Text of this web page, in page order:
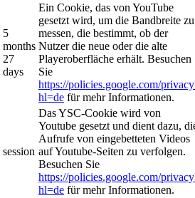
5
months
27
days
Ein Cookie, das von YouTube
gesetzt wird, um die Bandbreite zu
messen, die bestimmt, ob der
Nutzer die neue oder die alte
Playeroberfläche erhält. Besuchen
Sie
https://policies.google.com/
hl=de für mehr Informationen.
session
Das YSC-Cookie wird von
Youtube gesetzt und dient dazu,
Aufrufe von eingebetteten Videos
auf Youtube-Seiten zu verfolgen.
Besuchen Sie
https://policies.google.com/
hl=de für mehr Informationen.